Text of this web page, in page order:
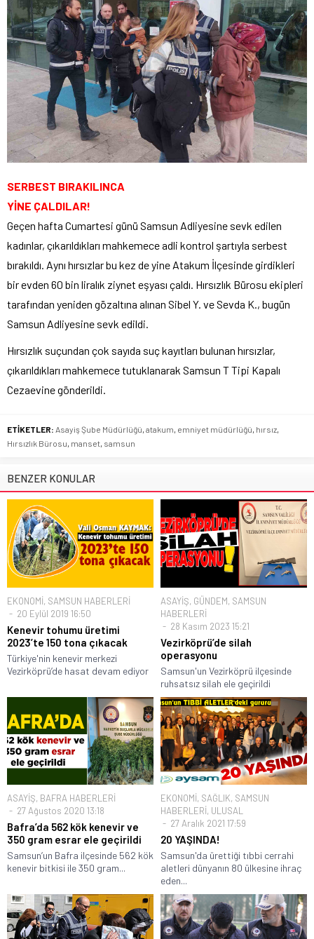
SERBEST BIRAKILINCA
YİNE ÇALDILAR!
Geçen hafta Cumartesi günü Samsun Adliyesine sevk edilen
kadınlar, çıkarıldıkları mahkemece adli kontrol şartıyla serbest
bırakıldı. Aynı hırsızlar bu kez de yine Atakum İlçesinde girdikleri
bir evden 60 bin liralık ziynet eşyası çaldı. Hırsızlık Bürosu ekipleri
tarafından yeniden gözaltına alınan Sibel Y. ve Sevda K., bugün
Samsun Adliyesine sevk edildi.
Hırsızlık suçundan çok sayıda suç kayıtları bulunan hırsızlar,
çıkarıldıkları mahkemece tutuklanarak Samsun T Tipi Kapalı
Cezaevine gönderildi.
ETİKETLER: Asayiş Şube Müdürlüğü, atakum, emniyet müdürlüğü, hırsız,
Hırsızlık Bürosu, manset, samsun
BENZER KONULAR
EKONOMİ, SAMSUN HABERLERİ
20 Eylül 2019 16:50
Kenevir tohumu üretimi
2023’te 150 tona çıkacak
Türkiye'nin kenevir merkezi
Vezirköprü’de hasat devam ediyor
ASAYİŞ, GÜNDEM, SAMSUN
HABERLERİ
28 Kasım 2023 15:21
Vezirköprü’de silah
operasyonu
Samsun'un Vezirköprü ilçesinde
ruhsatsız silah ele geçirildi
ASAYİŞ, BAFRA HABERLERİ
27 Ağustos 2020 13:18
Bafra’da 562 kök kenevir ve
350 gram esrar ele geçirildi
Samsun’un Bafra ilçesinde 562 kök
kenevir bitkisi ile 350 gram...
EKONOMİ, SAĞLIK, SAMSUN
HABERLERİ, ULUSAL
27 Aralık 2021 17:59
20 YAŞINDA!
Samsun'da ürettiği tıbbi cerrahi
aletleri dünyanın 80 ülkesine ihraç
eden...